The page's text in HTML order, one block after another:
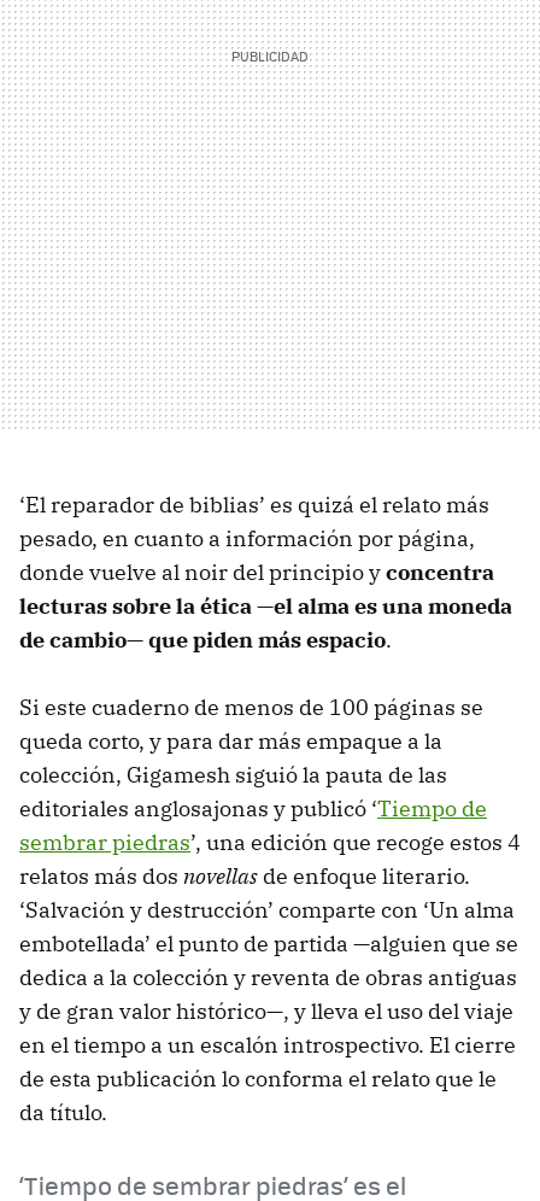
‘El reparador de biblias’ es quizá el relato más
pesado, en cuanto a información por página,
donde vuelve al noir del principio yconcentra
lecturas sobre la ética —el alma es una moneda
de cambio— que piden más espacio.
Si este cuaderno de menos de 100 páginas se
queda corto, y para dar más empaque a la
colección, Gigamesh siguió la pauta de las
editoriales anglosajonas y publicó ‘Tiempo de
sembrar piedras’, una edición que recoge estos 4
relatos más dos novellas de enfoque literario.
‘Salvación y destrucción’ comparte con ‘Un alma
embotellada’ el punto de partida —alguien que se
dedica a la colección y reventa de obras antiguas
y de gran valor histórico—, y lleva el uso del viaje
en el tiempo a un escalón introspectivo. El cierre
de esta publicación lo conforma el relato que le
da título.
‘Tiempo de sembrar piedras’ es el